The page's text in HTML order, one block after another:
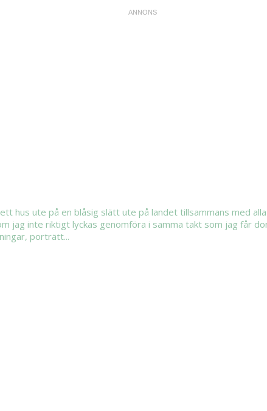
hus ute på en blåsig slätt ute på landet tillsammans med
jag inte riktigt lyckas genomföra i samma takt som jag får
porträtt...